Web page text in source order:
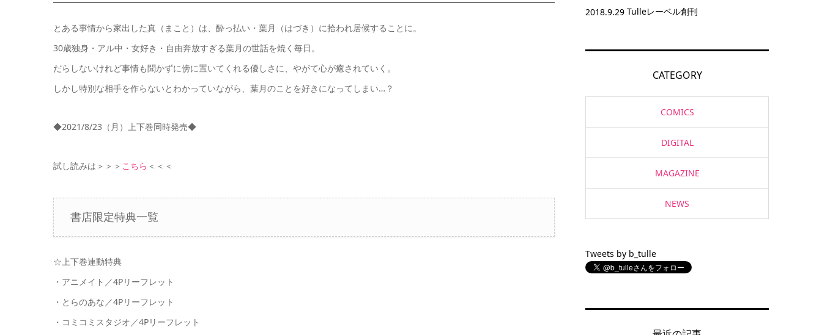
とある事情から家出した真（まこと）は、酔っ払い・葉月（はづき）に拾われ居候することに。
30歳独身・アル中・女好き・自由奔放すぎる葉月の世話を焼く毎日。
だらしないけれど事情も聞かずに傍に置いてくれる優しさに、やがて心が癒されていく。
しかし特別な相手を作らないとわかっていながら、葉月のことを好きになってしまい…？
◆2021/8/23（月）上下巻同時発売◆
試し読みは＞＞＞ こちら ＜＜＜
書店限定特典一覧
☆上下巻連動特典
・アニメイト／4Pリーフレット
・とらのあな／4Pリーフレット
・コミコミスタジオ／4Pリーフレット
2018.9.29 Tulleレーベル創刊
CATEGORY
COMICS
DIGITAL
MAGAZINE
NEWS
Tweets by b_tulle